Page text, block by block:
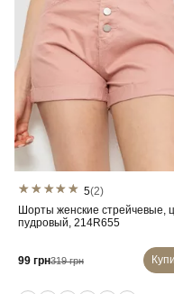
5(2)
Шорты женские стрейчевые,
пудровый, 214R655
99 грн319 грн